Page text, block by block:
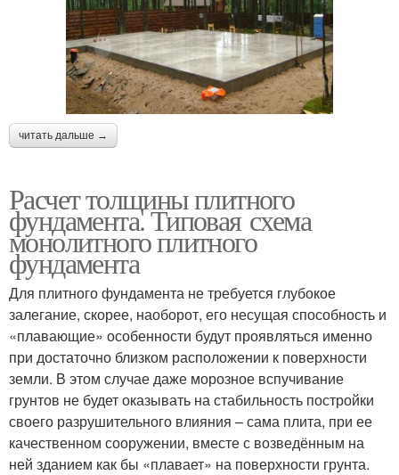
читать дальше →
Расчет толщины плитного
фундамента. Типовая схема
монолитного плитного
фундамента
Для плитного фундамента не требуется глубокое
залегание, скорее, наоборот, его несущая способность и
«плавающие» особенности будут проявляться именно
при достаточно близком расположении к поверхности
земли. В этом случае даже морозное вспучивание
грунтов не будет оказывать на стабильность постройки
своего разрушительного влияния – сама плита, при ее
качественном сооружении, вместе с возведённым на
ней зданием как бы «плавает» на поверхности грунта.